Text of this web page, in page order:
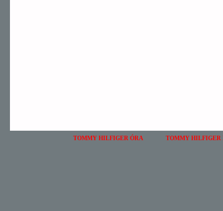
TOMMY HILFIGER ÓRA TOMMY HILFIGER